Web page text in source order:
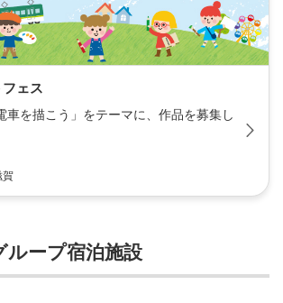
ェス
車を描こう」をテーマに、作品を募集し
賀
ループ宿泊施設